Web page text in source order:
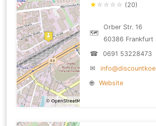
★ ☆ ☆ ☆ ☆ (20)
🗺
Orber Str. 16
60386 Frankfurt
☎
0691 53228473
✉
🌐
Website